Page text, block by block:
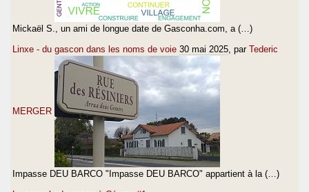
Mickaël S., un ami de longue date de Gasconha.com, a (…)
Linxe - du gascon dans les noms de voie 30 mai 2025 , par Tederic
MERGER
Impasse DEU BARCO "Impasse DEU BARCO" appartient à la (…)